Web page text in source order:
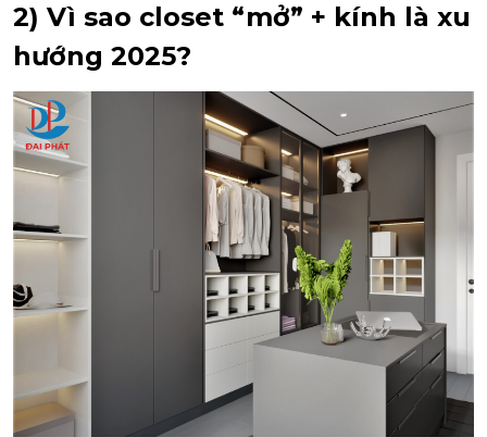
2) Vì sao closet “mở” + kính là xu
hướng 2025?